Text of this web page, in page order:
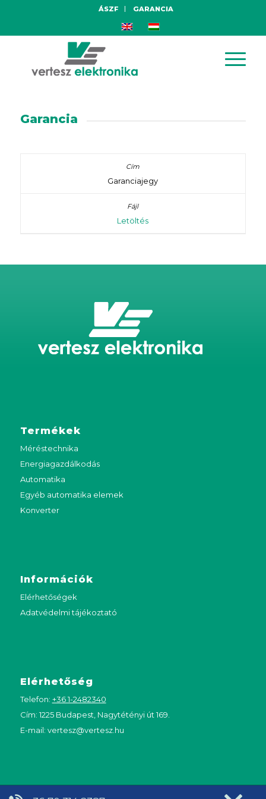
ÁSZF GARANCIA
Garancia
Garanciajegy
Letöltés
Termékek
Méréstechnika
Energiagazdálkodás
Automatika
Egyéb automatika elemek
Konverter
Információk
Elérhetőségek
Adatvédelmi tájékoztató
Elérhetőség
Telefon: +36 1-2482340
Cím: 1225 Budapest, Nagytétényi út 169.
E-mail: vertesz@vertesz.hu